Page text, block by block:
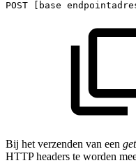
POST [base
Bij het verzenden van een
HTTP headers te worden